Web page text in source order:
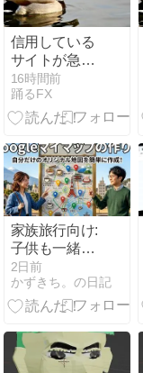
信用している
サイトが急に
「スキャルが
おすすめ」と
言い出して、
ちがひっくり
返ったんじゃ
｜クソザコFX
16時間前
踊るFX
家族旅行向け:
子供も一緒に
計画！Google
マイマップで
楽しい思い出
う
2日前
かずきち。の日記